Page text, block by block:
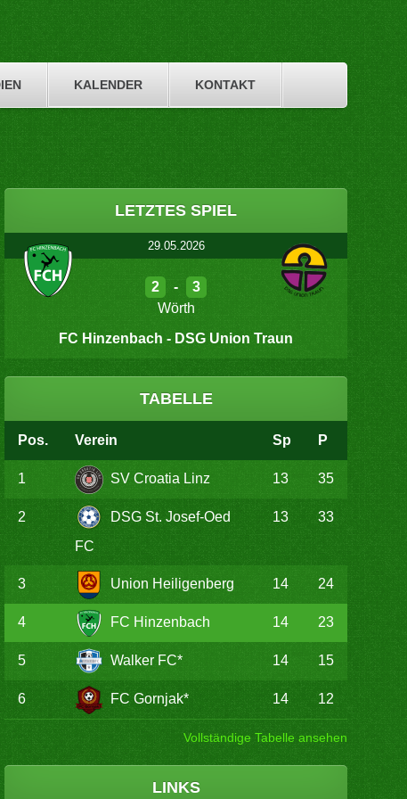
KALENDER KONTAKT
LETZTES SPIEL
29.05.2026
2 -
3
Wörth
FC Hinzenbach - DSG Union Traun
TABELLE
Pos. Verein Sp P
1 SV Croatia Linz 13 35
2
DSG St. Josef-Oed
FC
13 33
3 Union Heiligenberg 14 24
4 FC Hinzenbach 14 23
5 Walker FC* 14 15
6 FC Gornjak* 14 12
Vollständige Tabelle ansehen
LINKS